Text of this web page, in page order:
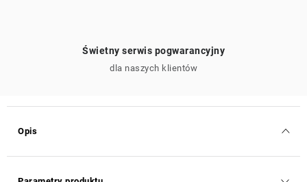
Świetny serwis pogwarancyjny
dla naszych klientów
Opis